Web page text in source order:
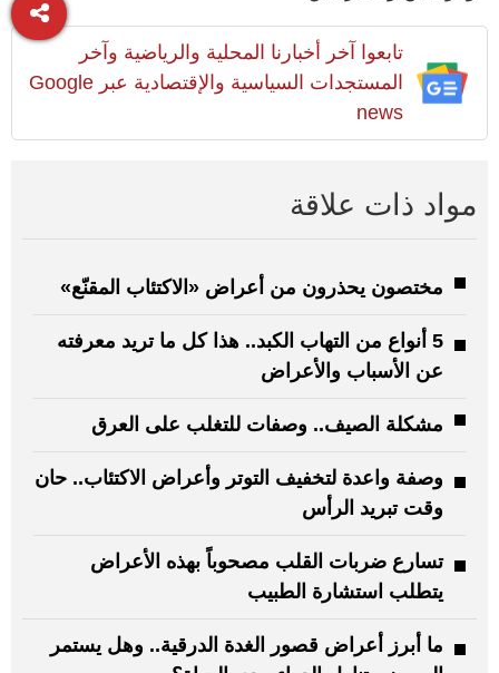
تابعوا آخر أخبارنا المحلية والرياضية وآخر
المستجدات السياسية والإقتصادية عبر Google
news
مواد ذات علاقة
مختصون يحذرون من أعراض «الاكتئاب المقنّع»
5 أنواع من التهاب الكبد.. هذا كل ما تريد معرفته
عن الأسباب والأعراض
مشكلة الصيف.. وصفات للتغلب على العرق
وصفة واعدة لتخفيف التوتر وأعراض الاكتئاب.. حان
وقت تبريد الرأس
تسارع ضربات القلب مصحوباً بهذه الأعراض
يتطلب استشارة الطبيب
ما أبرز أعراض قصور الغدة الدرقية.. وهل يستمر